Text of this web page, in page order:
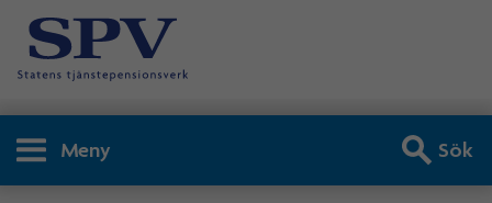
Meny Sök